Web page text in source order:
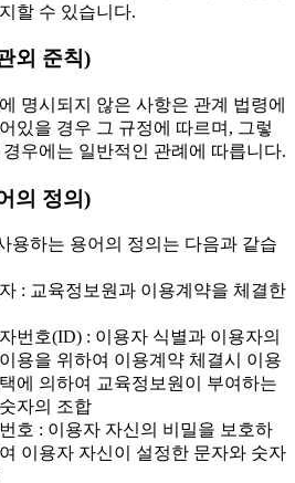
할 수 있습니다.
외 준칙)
명시되지 않은 사항은 관계 법령에
있을 경우 그 규정에 따르며, 그렇
경우에는 일반적인 관례에 따릅니다.
의 정의)
용하는 용어의 정의는 다음과 같습
: 교육정보원과 이용계약을 체결한
번호(ID) : 이용자 식별과 이용자의
용을 위하여 이용계약 체결시 이용
에 의하여 교육정보원이 부여하는
자의 조합
호 : 이용자 자신의 비밀을 보호하
이용자 자신이 설정한 문자와 숫자